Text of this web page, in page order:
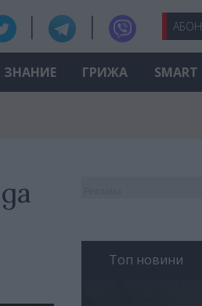
АБО
ЗНАНИЕ ГРИЖА SMART
Топ новини